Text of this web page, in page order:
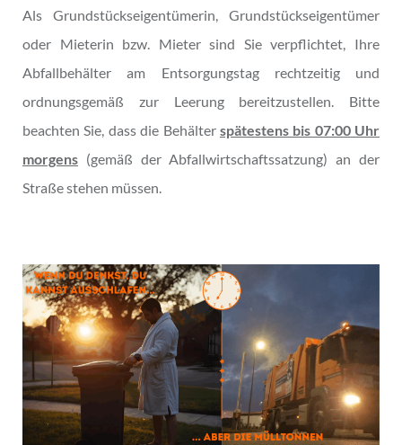
Als Grundstückseigentümerin, Grundstückseigentümer
oder Mieterin bzw. Mieter sind Sie verpflichtet, Ihre
Abfallbehälter am Entsorgungstag rechtzeitig und
ordnungsgemäß zur Leerung bereitzustellen. Bitte
beachten Sie, dass die Behälter spätestens bis 07:00 Uhr
morgens (gemäß der Abfallwirtschaftssatzung) an der
Straße stehen müssen.